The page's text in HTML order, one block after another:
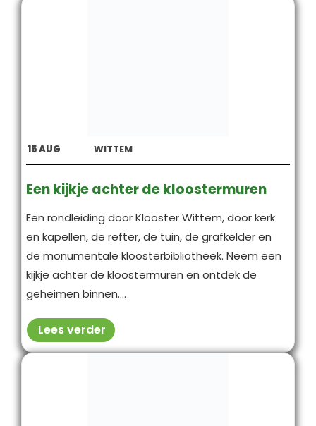
15AUG WITTEM
Een kijkje achter de kloostermuren
Een rondleiding door Klooster Wittem, door kerk
en kapellen, de refter, de tuin, de grafkelder en
de monumentale kloosterbibliotheek. Neem een
kijkje achter de kloostermuren en ontdek de
geheimen binnen....
Lees verder